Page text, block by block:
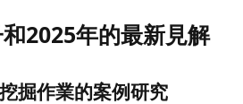
2025年的最新見解
掘作業的案例研究